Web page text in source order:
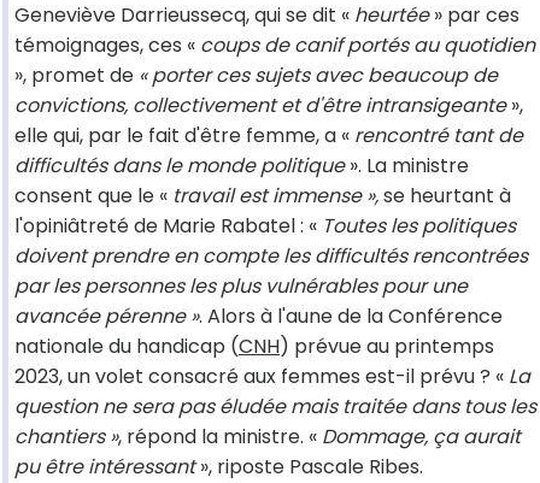
Geneviève Darrieussecq, qui se dit « heurtée» par ces
témoignages, ces « coups de canif portés au quotidien
», promet de « porter ces sujets avec beaucoup de
convictions, collectivement et d'être intransigeante»,
elle qui, par le fait d'être femme, a « rencontré tant de
difficultés dans le monde politique». La ministre
consent que le « travail est immense »,se heurtant à
l'opiniâtreté de Marie Rabatel : « Toutes les politiques
doivent prendre en compte les difficultés rencontrées
par les personnes les plus vulnérables pour une
avancée pérenne ». Alors à l'aune de la Conférence
nationale du handicap (CNH) prévue au printemps
2023, un volet consacré aux femmes est-il prévu ? « La
question ne sera pas éludée mais traitée dans tous les
chantiers », répond la ministre. « Dommage, ça aurait
pu être intéressant», riposte Pascale Ribes.